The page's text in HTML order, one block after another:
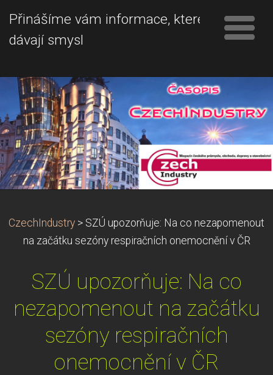
Přinášíme vám informace, které
dávají smysl
CzechIndustry > SZÚ upozorňuje: Na co nezapomenout
na začátku sezóny respiračních onemocnění v ČR
SZÚ upozorňuje: Na co
nezapomenout na začátku
sezóny respiračních
onemocnění v ČR